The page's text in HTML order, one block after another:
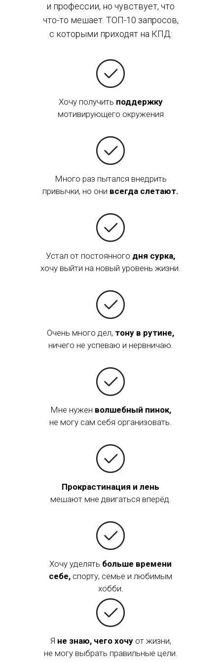
Хочу получить поддержку
мотивирующего окружения
Устал от постоянного дня сурка,
хочу выйти на новый уровень жизни.
Мне нужен волшебный пинок,
не могу сам себя организовать.
Много раз пытался внедрить
привычки, но они всегда слетают.
Очень много дел, тону в рутине,
ничего не успеваю и нервничаю.
Хочу уделять больше времени
себе, спорту, семье и любимым
хобби.
и профессии, но чувствует, что
что-то мешает. ТОП-10 запросов,
с которыми приходят на КПД:
Прокрастинация и лень
мешают мне двигаться вперёд.
Я не знаю, чего хочуот жизни,
не могу выбрать правильные цели.